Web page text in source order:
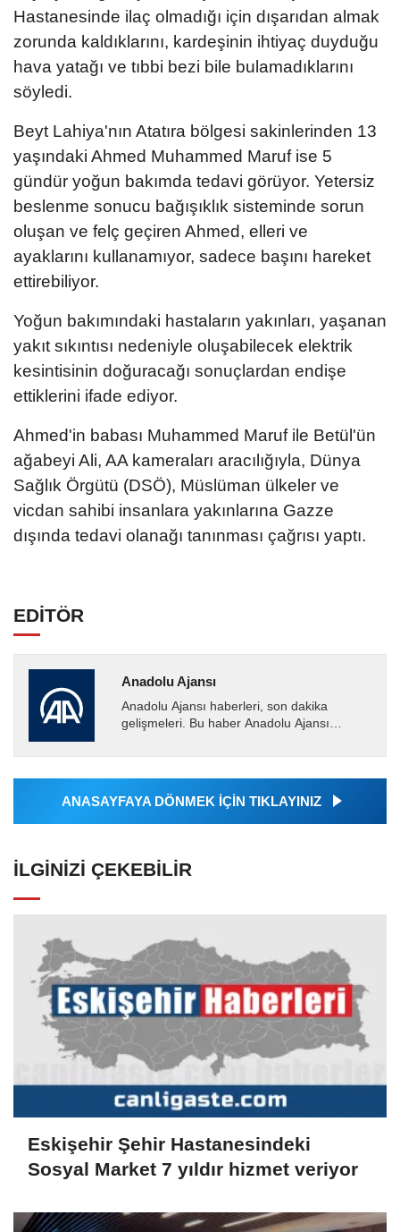
Hastanesinde ilaç olmadığı için dışarıdan almak
zorunda kaldıklarını, kardeşinin ihtiyaç duyduğu
hava yatağı ve tıbbi bezi bile bulamadıklarını
söyledi.
Beyt Lahiya'nın Atatıra bölgesi sakinlerinden 13
yaşındaki Ahmed Muhammed Maruf ise 5
gündür yoğun bakımda tedavi görüyor. Yetersiz
beslenme sonucu bağışıklık sisteminde sorun
oluşan ve felç geçiren Ahmed, elleri ve
ayaklarını kullanamıyor, sadece başını hareket
ettirebiliyor.
Yoğun bakımındaki hastaların yakınları, yaşanan
yakıt sıkıntısı nedeniyle oluşabilecek elektrik
kesintisinin doğuracağı sonuçlardan endişe
ettiklerini ifade ediyor.
Ahmed'in babası Muhammed Maruf ile Betül'ün
ağabeyi Ali, AA kameraları aracılığıyla, Dünya
Sağlık Örgütü (DSÖ), Müslüman ülkeler ve
vicdan sahibi insanlara yakınlarına Gazze
dışında tedavi olanağı tanınması çağrısı yaptı.
EDİTÖR
Anadolu Ajansı
Anadolu Ajansı haberleri, son dakika
gelişmeleri. Bu haber Anadolu Ajansı
tarafından geçilen tüm...
ANASAYFAYA DÖNMEK İÇİN TIKLAYINIZ
İLGINIZI ÇEKEBILIR
Eskişehir Şehir Hastanesindeki
Sosyal Market 7 yıldır hizmet veriyor